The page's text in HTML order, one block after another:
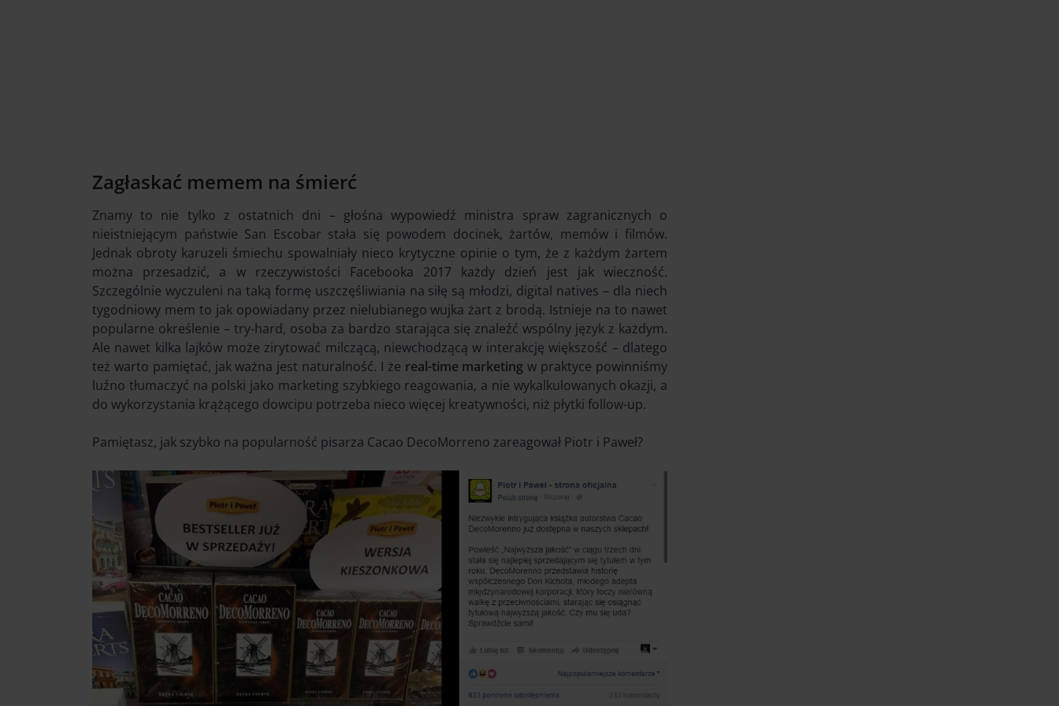
Zagłaskać memem na śmierć
Znamy to nie tylko z ostatnich dni – głośna wypowiedź ministra spraw zagranicznych o
nieistniejącym państwie San Escobar stała się powodem docinek, żartów, memów i filmów.
Jednak obroty karuzeli śmiechu spowalniały nieco krytyczne opinie o tym, że z każdym żartem
można przesadzić, a w rzeczywistości Facebooka 2017 każdy dzień jest jak wieczność.
Szczególnie wyczuleni na taką formę uszczęśliwiania na siłę są młodzi, digital natives – dla niech
tygodniowy mem to jak opowiadany przez nielubianego wujka żart z brodą. Istnieje na to nawet
popularne określenie – try-hard, osoba za bardzo starająca się znaleźć wspólny język z każdym.
Ale nawet kilka lajków może zirytować milczącą, niewchodzącą w interakcję większość – dlatego
też warto pamiętać, jak ważna jest naturalność. I że real-time marketing w praktyce powinniśmy
luźno tłumaczyć na polski jako marketing szybkiego reagowania, a nie wykalkulowanych okazji, a
do wykorzystania krążącego dowcipu potrzeba nieco więcej kreatywności, niż płytki follow-up.
Pamiętasz, jak szybko na popularność pisarza Cacao DecoMorreno zareagował Piotr i Paweł?